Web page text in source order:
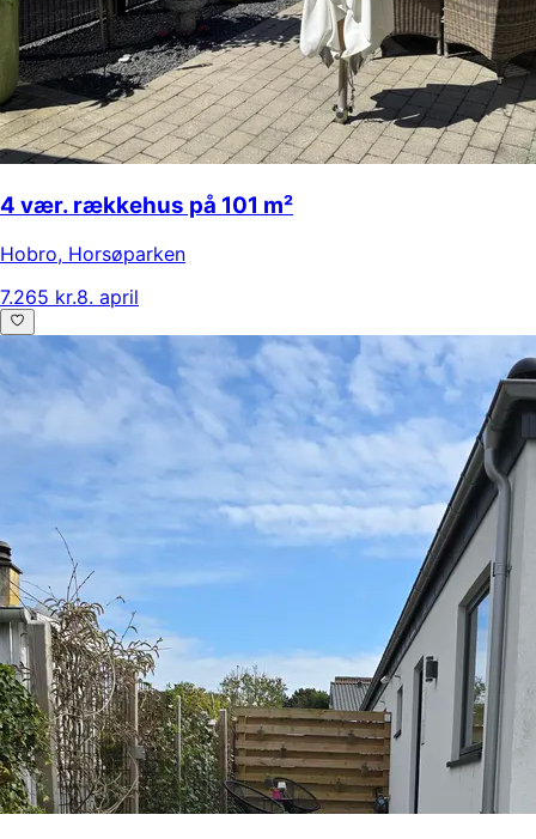
4 vær. rækkehus på 101 m²
Hobro, Horsøparken
7.265 kr.8. april